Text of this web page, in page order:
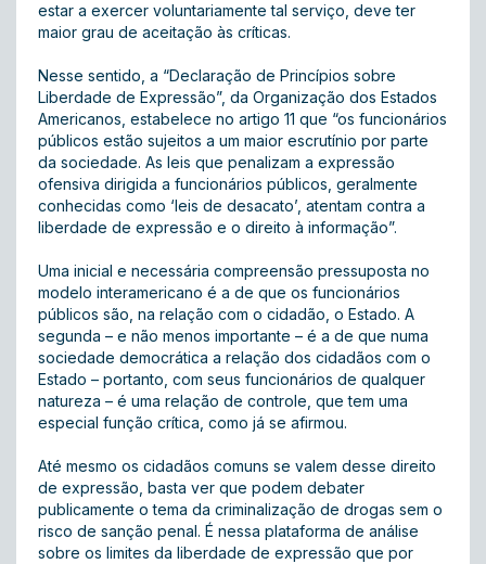
estar a exercer voluntariamente tal serviço, deve ter
maior grau de aceitação às críticas.
Nesse sentido, a “Declaração de Princípios sobre
Liberdade de Expressão”, da Organização dos Estados
Americanos, estabelece no artigo 11 que “os funcionários
públicos estão sujeitos a um maior escrutínio por parte
da sociedade. As leis que penalizam a expressão
ofensiva dirigida a funcionários públicos, geralmente
conhecidas como ‘leis de desacato’, atentam contra a
liberdade de expressão e o direito à informação”.
Uma inicial e necessária compreensão pressuposta no
modelo interamericano é a de que os funcionários
públicos são, na relação com o cidadão, o Estado. A
segunda – e não menos importante – é a de que numa
sociedade democrática a relação dos cidadãos com o
Estado – portanto, com seus funcionários de qualquer
natureza – é uma relação de controle, que tem uma
especial função crítica, como já se afirmou.
Até mesmo os cidadãos comuns se valem desse direito
de expressão, basta ver que podem debater
publicamente o tema da criminalização de drogas sem o
risco de sanção penal. É nessa plataforma de análise
sobre os limites da liberdade de expressão que por